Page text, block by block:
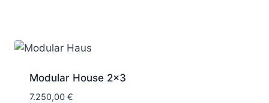
Modular House 2×3
7.250,00 €